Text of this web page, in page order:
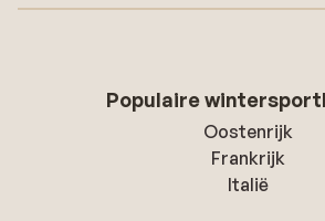
Populaire
Oostenrijk
Frankrijk
Italië